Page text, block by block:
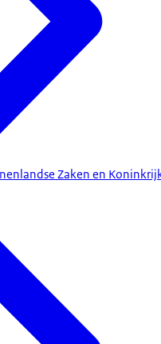
Zaken en